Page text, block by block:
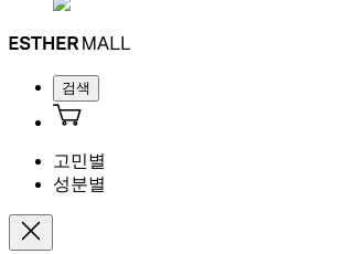
검색
고민별
성분별